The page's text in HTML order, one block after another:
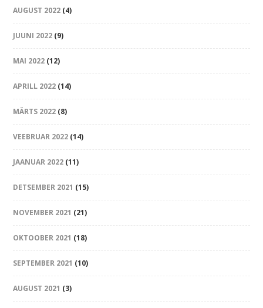
AUGUST 2022 (4)
JUUNI 2022 (9)
MAI 2022 (12)
APRILL 2022 (14)
MÄRTS 2022 (8)
VEEBRUAR 2022 (14)
JAANUAR 2022 (11)
DETSEMBER 2021 (15)
NOVEMBER 2021 (21)
OKTOOBER 2021 (18)
SEPTEMBER 2021 (10)
AUGUST 2021 (3)